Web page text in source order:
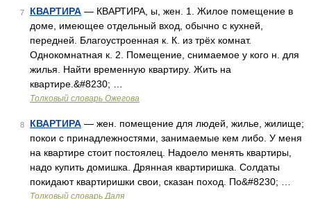
7 КВАРТИРА — КВАРТИРА, ы, жен. 1. Жилое помещение в
доме, имеющее отдельный вход, обычно с кухней,
передней. Благоустроенная к. К. из трёх комнат.
Однокомнатная к. 2. Помещение, снимаемое у кого н. для
жилья. Найти временную квартиру. Жить на
квартире.&#8230; …
Толковый словарь Ожегова
8 КВАРТИРА — жен. помещение для людей, жилье, жилище;
покои с принадлежностями, занимаемые кем либо. У меня
на квартире стоит постоялец. Надоело менять квартиры,
надо купить домишка. Дрянная квартиришка. Солдаты
покидают квартиришки свои, сказан поход. По&#8230; …
Толковый словарь Даля